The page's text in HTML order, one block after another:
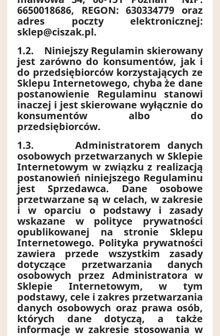
6650018686, REGON: 630334779 oraz
adres poczty elektronicznej:
sklep@ciszak.pl.
1.2.
Niniejszy Regulamin skierowany
jest zarówno do konsumentów, jak i
do przedsiębiorców korzystających ze
Sklepu Internetowego, chyba że dane
postanowienie Regulaminu stanowi
inaczej i jest skierowane wyłącznie do
konsumentów albo do
przedsiębiorców.
1.3.
Administratorem danych
osobowych przetwarzanych w Sklepie
Internetowym w związku z realizacją
postanowień niniejszego Regulaminu
jest Sprzedawca. Dane osobowe
przetwarzane są w celach, w zakresie
i w oparciu o podstawy i zasady
wskazane w polityce prywatności
opublikowanej na stronie Sklepu
Internetowego. Polityka prywatności
zawiera przede wszystkim zasady
dotyczące przetwarzania danych
osobowych przez Administratora w
Sklepie Internetowym, w tym
podstawy, cele i zakres przetwarzania
danych osobowych oraz prawa osób,
których dane dotyczą, a także
informacje w zakresie stosowania w